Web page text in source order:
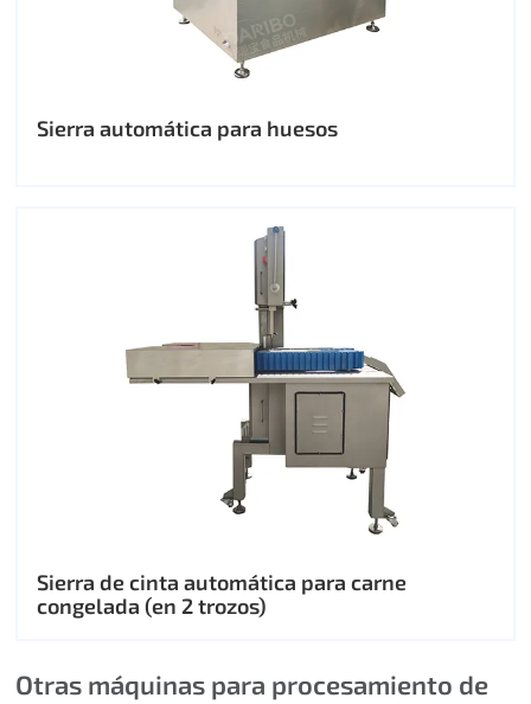
Sierra automática para huesos
Sierra de cinta automática para carne
congelada (en 2 trozos)
Otras máquinas para procesamiento de